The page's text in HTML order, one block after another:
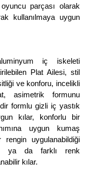
parçası olarak
kullanılmaya uygun
iç iskeleti
Plat Ailesi, stil
ve konforu, incelikli
asimetrik formunu
formlu gizli iç yastık
kılar, konforlu bir
uygun kumaş
rengin uygulanabildiği
ya da farklı renk
kılar.